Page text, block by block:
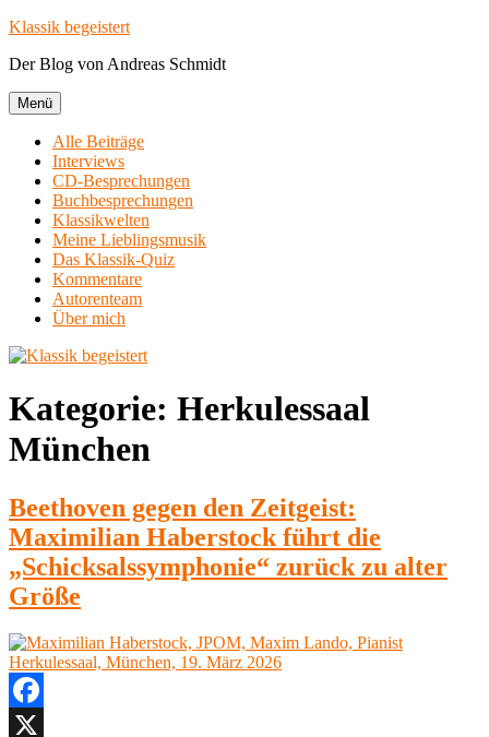
Zum
springen
Klassik begeistert
Der Blog von Andreas Schmidt
Menü
Alle Beiträge
Interviews
CD-Besprechungen
Buchbesprechungen
Klassikwelten
Meine Lieblingsmusik
Das Klassik-Quiz
Kommentare
Autorenteam
Über mich
Kategorie: Herkulessaal
München
Beethoven gegen den Zeitgeist:
Maximilian Haberstock führt die
„Schicksalssymphonie“ zurück zu alter
Größe
Facebook